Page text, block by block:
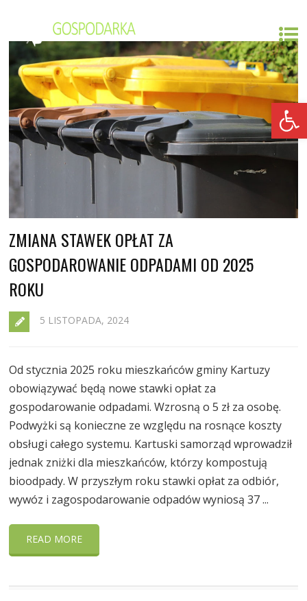
Open toolbar
ZMIANA STAWEK OPŁAT ZA
GOSPODAROWANIE ODPADAMI OD 2025
ROKU
5 LISTOPADA, 2024
Od stycznia 2025 roku mieszkańców gminy Kartuzy
obowiązywać będą nowe stawki opłat za
gospodarowanie odpadami. Wzrosną o 5 zł za osobę.
Podwyżki są konieczne ze względu na rosnące koszty
obsługi całego systemu. Kartuski samorząd wprowadził
jednak zniżki dla mieszkańców, którzy kompostują
bioodpady. W przyszłym roku stawki opłat za odbiór,
wywóz i zagospodarowanie odpadów wyniosą 37 ...
READ MORE